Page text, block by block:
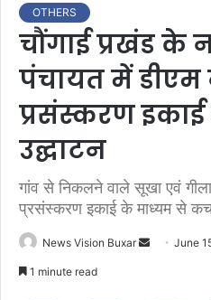
OTHERS
चौंगाई प्रखंड के
पंचायत में डीएम
प्रसंस्करण
उद्घाटन
गांव से निकलने वाले सूखा एवं
प्रसंस्करण इकाई के माध्यम से
News Vision Buxar June
1 minute read